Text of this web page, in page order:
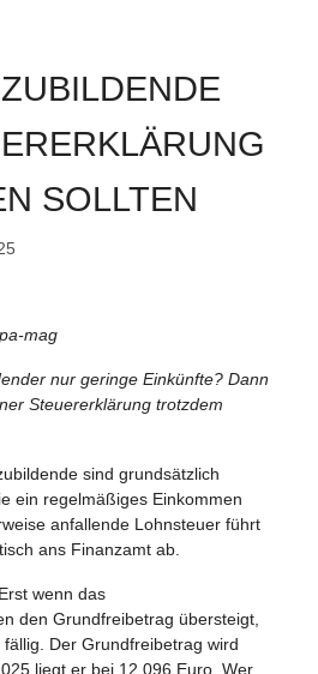
SOLLTEN
mag
nur geringe Einkünfte? Dann
Steuererklärung trotzdem
sind grundsätzlich
ein regelmäßiges Einkommen
anfallende Lohnsteuer führt
ans Finanzamt ab.
wenn das
den Grundfreibetrag übersteigt,
Der Grundfreibetrag wird
liegt er bei 12.096 Euro. Wer